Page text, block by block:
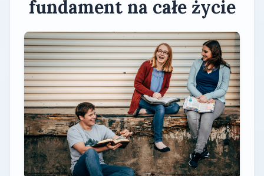
fundament na całe życie